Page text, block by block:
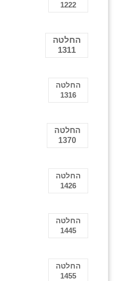
1222
החלטה
1311
החלטה
1316
החלטה
1370
החלטה
1426
החלטה
1445
החלטה
1455